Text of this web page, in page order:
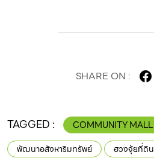
SHARE ON :
TAGGED : COMMUNITY MALL
พัฒนาอสังหาริมทรัพย์
ฮวงจุ้ยที่ดิน